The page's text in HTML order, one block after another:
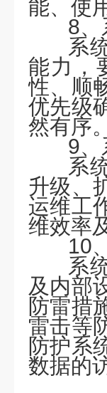
能、使
8、
系
能力，
性、顺
优先级
然有序。
9、
系
升级、
运维工
维效率
10
系
及内部
防雷措
雷击等
防护系
数据的